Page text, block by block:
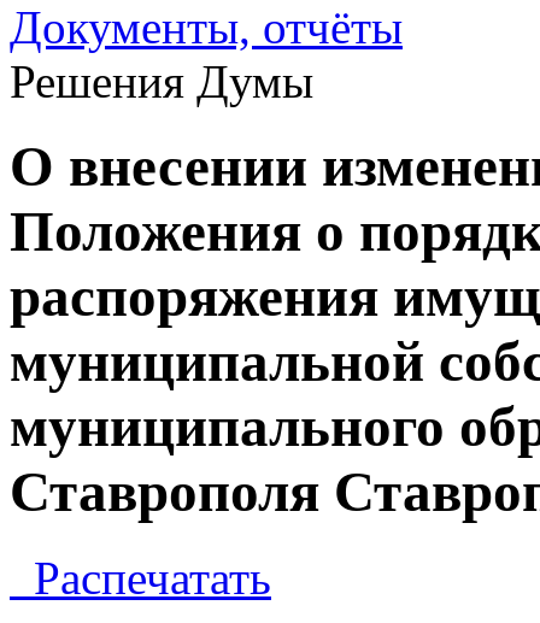
Документы, отчёты
Решения Думы
О внесении
Положения о
распоряжения
муниципальной
муниципального
Ставрополя
Распечатать